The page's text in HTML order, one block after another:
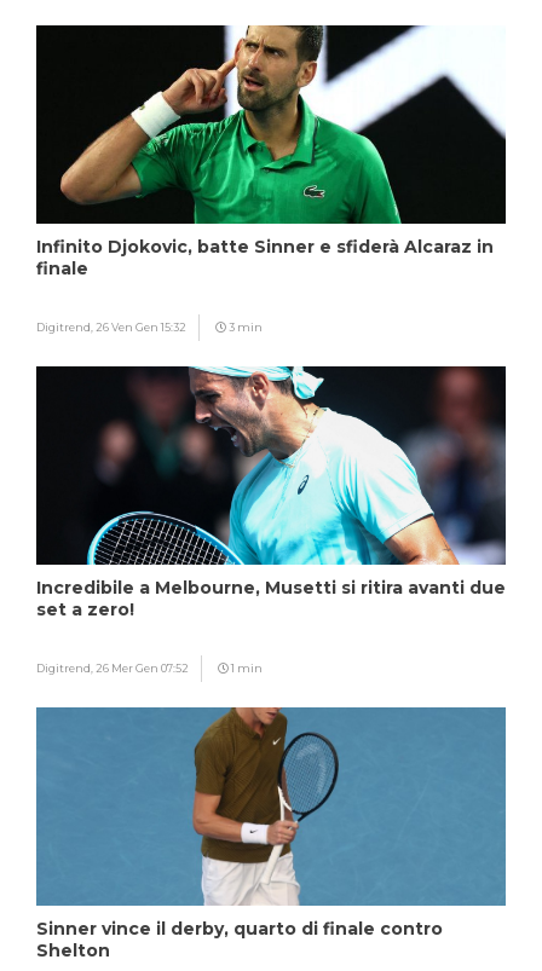
Infinito Djokovic, batte Sinner e sfiderà Alcaraz in
finale
Digitrend, 26 Ven Gen 15:32 3 min
Incredibile a Melbourne, Musetti si ritira avanti due
set a zero!
Digitrend, 26 Mer Gen 07:52 1 min
Sinner vince il derby, quarto di finale contro
Shelton